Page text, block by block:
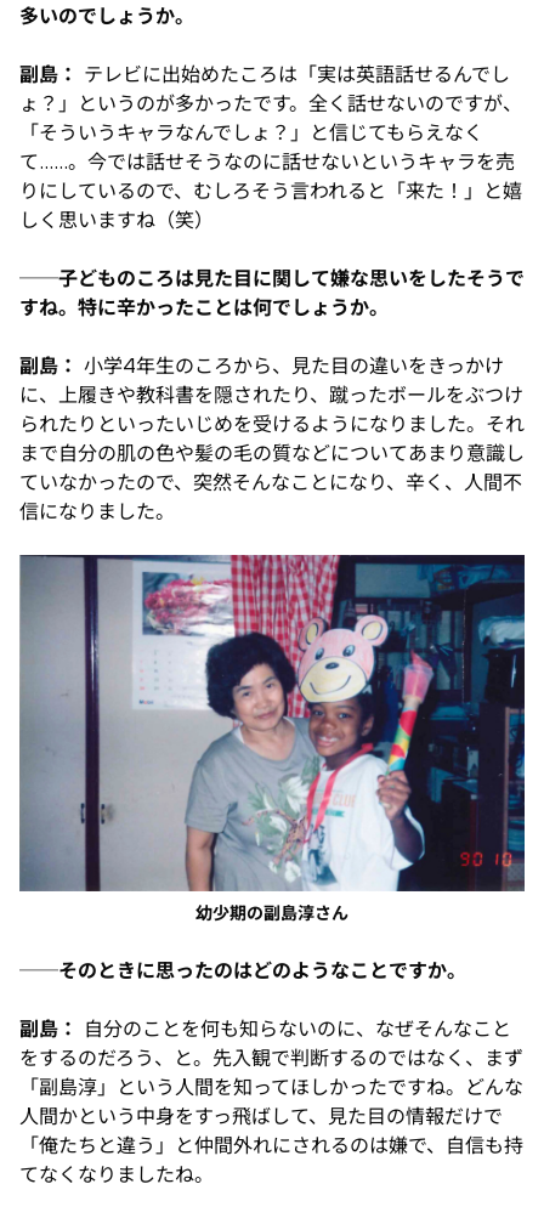
多いのでしょうか。
副島： テレビに出始めたころは「実は英語話せるんでし
ょ？」というのが多かったです。全く話せないのですが、
「そういうキャラなんでしょ？」と信じてもらえなく
て……。今では話せそうなのに話せないというキャラを売
りにしているので、むしろそう言われると「来た！」と嬉
しく思いますね（笑）
──子どものころは見た目に関して嫌な思いをしたそうで
すね。特に辛かったことは何でしょうか。
副島： 小学4年生のころから、見た目の違いをきっかけ
に、上履きや教科書を隠されたり、蹴ったボールをぶつけ
られたりといったいじめを受けるようになりました。それ
まで自分の肌の色や髪の毛の質などについてあまり意識し
ていなかったので、突然そんなことになり、辛く、人間不
信になりました。
幼少期の副島淳さん
──そのときに思ったのはどのようなことですか。
副島：
自分のことを何も知らないのに、なぜそんなこと
をするのだろう、と。先入観で判断するのではなく、まず
「副島淳」という人間を知ってほしかったですね。どんな
人間かという中身をすっ飛ばして、見た目の情報だけで
「俺たちと違う」と仲間外れにされるのは嫌で、自信も持
てなくなりましたね。